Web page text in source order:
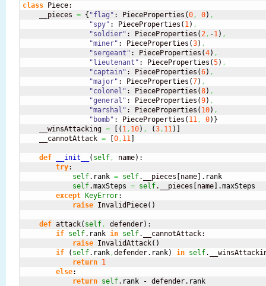
class Piece:
    __pieces
= { "flag" : PieceProperties (0, 0) ,
"spy" : PieceProperties ( 1) ,
"soldier" : PieceProperties (2, -1) ,
"miner" : PieceProperties (3) ,
"sergeant" : PieceProperties (4) ,
"lieutenant" : PieceProperties (5) ,
"captain" : PieceProperties (6) ,
"major" : PieceProperties (7) ,
"colonel" : PieceProperties (8) ,
"general" : PieceProperties (9) ,
"marshal" : PieceProperties ( 10) ,
"bomb" : PieceProperties ( 11, 0) }
    __winsAttacking
= [ ( 1, 10) , (3, 11) ]
    __cannotAttack
= [0, 11]
def __init__ ( self, name) :
try:
self. rank = self.__pieces [name] . rank
self.maxSteps = self.__pieces [name] .maxSteps
except KeyError:
raise InvalidPiece( )
def attack( self, defender) :
if self. rank in self.__cannotAttack:
raise InvalidAttack( )
if
( self. rank,defender. rank) in self
return 1
else:
return self. rank - defender. rank